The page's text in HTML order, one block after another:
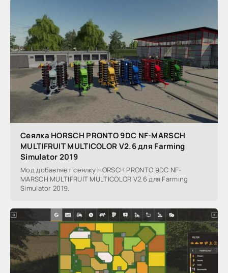
Сеялка HORSCH PRONTO 9DC NF-MARSCH
MULTIFRUIT MULTICOLOR V2.6 для Farming
Simulator 2019
Мод добавляет сеялку HORSCH PRONTO 9DC NF-
MARSCH MULTIFRUIT MULTICOLOR V2.6 для Farming
Simulator 2019.